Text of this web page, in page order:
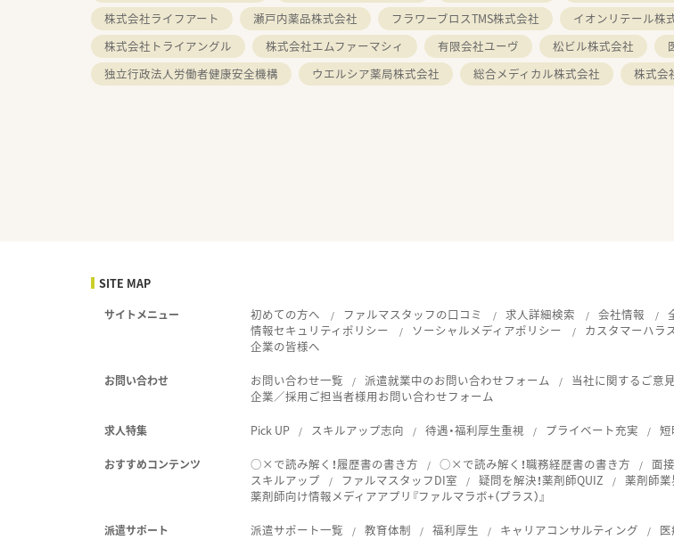
株式会社ライフアート
瀬戸内薬品株式会社 フラワーブロスTMS株式会社 イオンリテール株
株式会社トライアングル
株式会社エムファーマシィ 有限会社ユーヴ 松ビル株式会社
独立行政法人労働者健康安全機構
ウエルシア薬局株式会社 総合メディカル株式会社 株式会
SITE MAP
サイトメニュー 初めての方へ ファルマスタッフの口コミ 求人詳細検索 会社情報
情報セキュリティポリシー
ソーシャルメディアポリシー カスタマーハラ
企業の皆様へ
お問い合わせ お問い合わせ一覧 派遣就業中のお問い合わせフォーム 当社に関するご意
企業／採用ご担当者様用お問い合わせフォーム
求人特集 Pick UP スキルアップ志向 待遇・福利厚生重視 プライベート充実
おすすめコンテンツ ○×で読み解く！履歴書の書き方 ○×で読み解く！職務経歴書の書き方 面
スキルアップ
ファルマスタッフDI室 疑問を解決！薬剤師QUIZ 薬剤師
薬剤師向け情報メディアアプリ『ファルマラボ+（プラス）』
派遣サポート 派遣サポート一覧 教育体制 福利厚生 キャリアコンサルティング